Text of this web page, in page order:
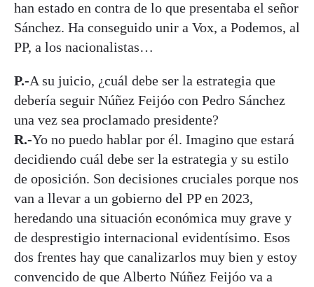
han estado en contra de lo que presentaba el señor
Sánchez. Ha conseguido unir a Vox, a Podemos, al
PP, a los nacionalistas…
P.-A su juicio, ¿cuál debe ser la estrategia que
debería seguir Núñez Feijóo con Pedro Sánchez
una vez sea proclamado presidente?
R.-Yo no puedo hablar por él. Imagino que estará
decidiendo cuál debe ser la estrategia y su estilo
de oposición. Son decisiones cruciales porque nos
van a llevar a un gobierno del PP en 2023,
heredando una situación económica muy grave y
de desprestigio internacional evidentísimo. Esos
dos frentes hay que canalizarlos muy bien y estoy
convencido de que Alberto Núñez Feijóo va a